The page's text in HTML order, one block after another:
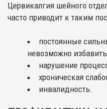
Цервикалгия шейного
часто приводит к таким
постоянные
невозможно
нарушение
хроническая
инвалидность.